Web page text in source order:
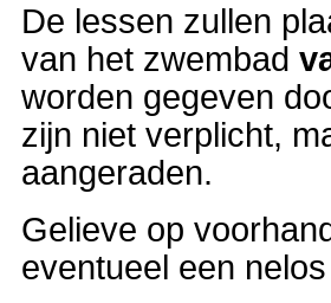
De lessen zullen
van het zwembad
worden gegeven
zijn niet verplicht,
aangeraden.
Gelieve op
eventueel een